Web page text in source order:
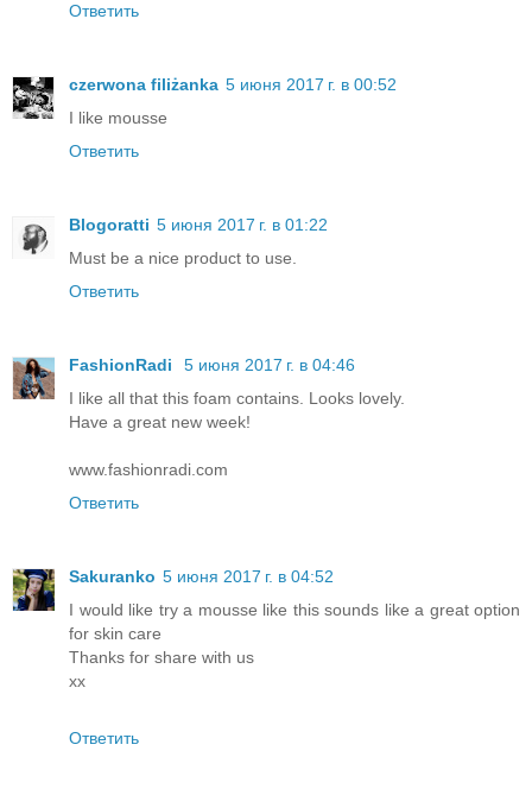
Ответить
czerwona filiżanka 5 июня 2017 г. в 00:52
I like mousse
Ответить
Blogoratti 5 июня 2017 г. в 01:22
Must be a nice product to use.
Ответить
FashionRadi
5 июня 2017 г. в 04:46
I like all that this foam contains. Looks lovely.
Have a great new week!
www.fashionradi.com
Ответить
Sakuranko 5 июня 2017 г. в 04:52
I would like try a mousse like this sounds like a great option
for skin care
Thanks for share with us
xx
Ответить